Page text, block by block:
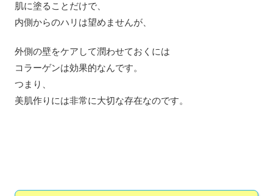
肌に塗ることだけで、
内側からのハリは望めませんが、
外側の壁をケアして潤わせておくには
コラーゲンは効果的なんです。
つまり、
美肌作りには非常に大切な存在なのです。